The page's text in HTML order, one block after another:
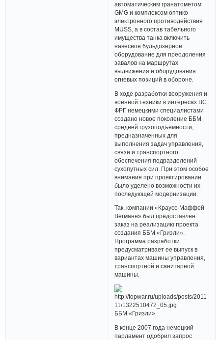
автоматическим гранатометом
GMG и комплексом оптико-
электронного противодействия
MUSS, а в состав табельного
имущества танка включить
навесное бульдозерное
оборудование для преодоления
завалов на маршрутах
выдвижения и оборудования
огневых позиций в обороне.
В ходе разработки вооружения и
военной техники в интересах ВС
ФРГ немецкими специалистами
создано новое поколение ББМ
средней грузоподъемности,
предназначенных для
выполнения задач управления,
связи и транспортного
обеспечения подразделений
сухопутных сил. При этом особое
внимание при проектировании
было уделено возможности их
последующей модернизации.
Так, компании «Краусс-Маффей
Вегманн» был предоставлен
заказ на реализацию проекта
создания ББМ «Гризли».
Программа разработки
предусматривает ее выпуск в
вариантах машины управления,
транспортной и санитарной
машины.
ББМ «Гризли»
В конце 2007 года немецкий
парламент одобрил запрос